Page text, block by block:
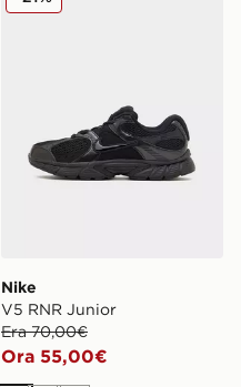
Nike
V5 RNR Junior
Era 70,00€
Ora 55,00€